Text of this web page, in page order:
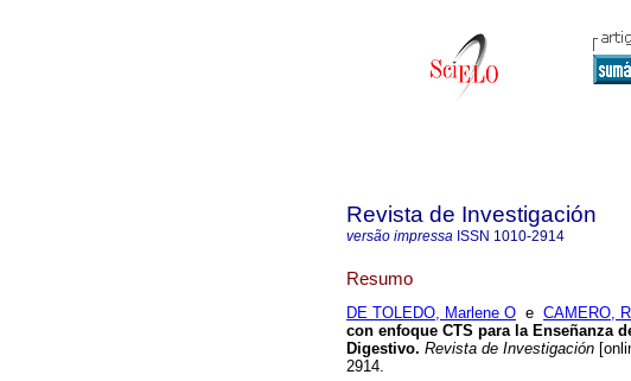
Revista de Investigación
versão impressa ISSN 1010-2914
Resumo
DE TOLEDO, Marlene O e CAMERO,
con enfoque CTS para la Enseñanza
Digestivo. Revista de Investigación
2914.